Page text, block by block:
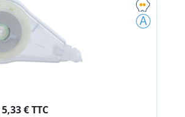
5,33 € TTC